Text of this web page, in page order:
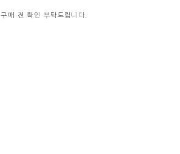
구매 전 확인 부탁드립니다.